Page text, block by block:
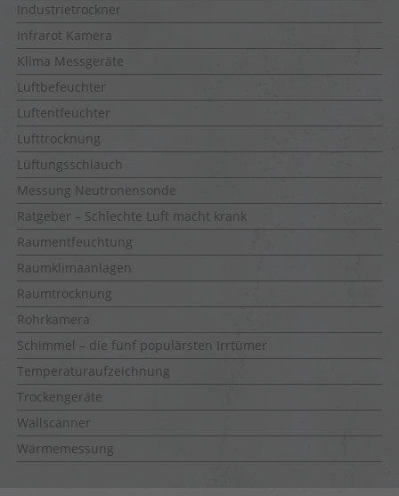
Industrietrockner
Infrarot Kamera
Klima Messgeräte
Luftbefeuchter
Luftentfeuchter
Lufttrocknung
Lüftungsschlauch
Messung Neutronensonde
Ratgeber – Schlechte Luft macht krank
Raumentfeuchtung
Raumklimaanlagen
Raumtrocknung
Rohrkamera
Schimmel – die fünf populärsten Irrtümer
Temperaturaufzeichnung
Trockengeräte
Wallscanner
Wärmemessung